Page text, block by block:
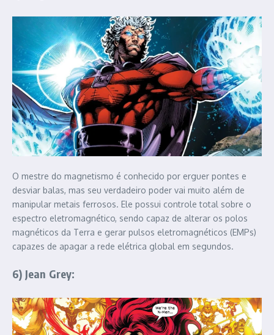
O mestre do magnetismo é conhecido por erguer pontes e
desviar balas, mas seu verdadeiro poder vai muito além de
manipular metais ferrosos. Ele possui controle total sobre o
espectro eletromagnético, sendo capaz de alterar os polos
magnéticos da Terra e gerar pulsos eletromagnéticos (EMPs)
capazes de apagar a rede elétrica global em segundos.
6) Jean Grey: